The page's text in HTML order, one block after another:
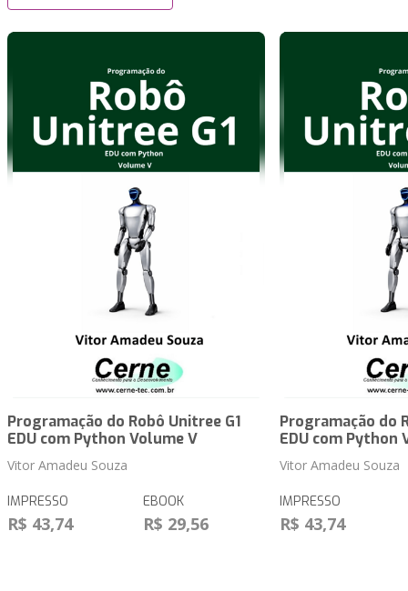
Programação do Robô Unitree G1
EDU com Python Volume V
Vitor Amadeu Souza
IMPRESSO
R$ 43,74
EBOOK
R$ 29,56
Programação do
EDU com Python
Vitor Amadeu Souza
IMPRESSO
R$ 43,74